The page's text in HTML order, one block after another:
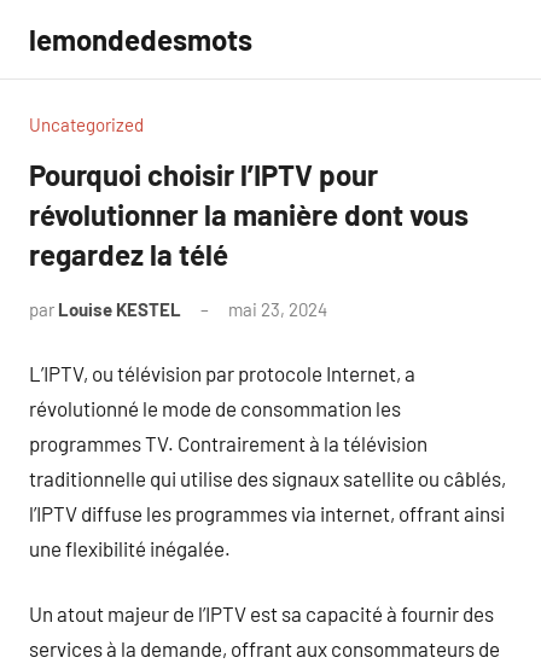
contenu
lemondedesmots
Uncategorized
Pourquoi choisir l’IPTV pour
révolutionner la manière dont vous
regardez la télé
par Louise KESTEL mai 23, 2024
L’IPTV, ou télévision par protocole Internet, a
révolutionné le mode de consommation les
programmes TV. Contrairement à la télévision
traditionnelle qui utilise des signaux satellite ou câblés,
l’IPTV diffuse les programmes via internet, offrant ainsi
une flexibilité inégalée.
Un atout majeur de l’IPTV est sa capacité à fournir des
services à la demande, offrant aux consommateurs de